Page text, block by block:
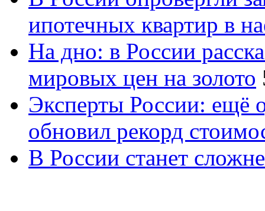
ипотечных квартир в
На дно: в России
мировых цен на золото
Эксперты России: ещё
обновил рекорд
В России станет